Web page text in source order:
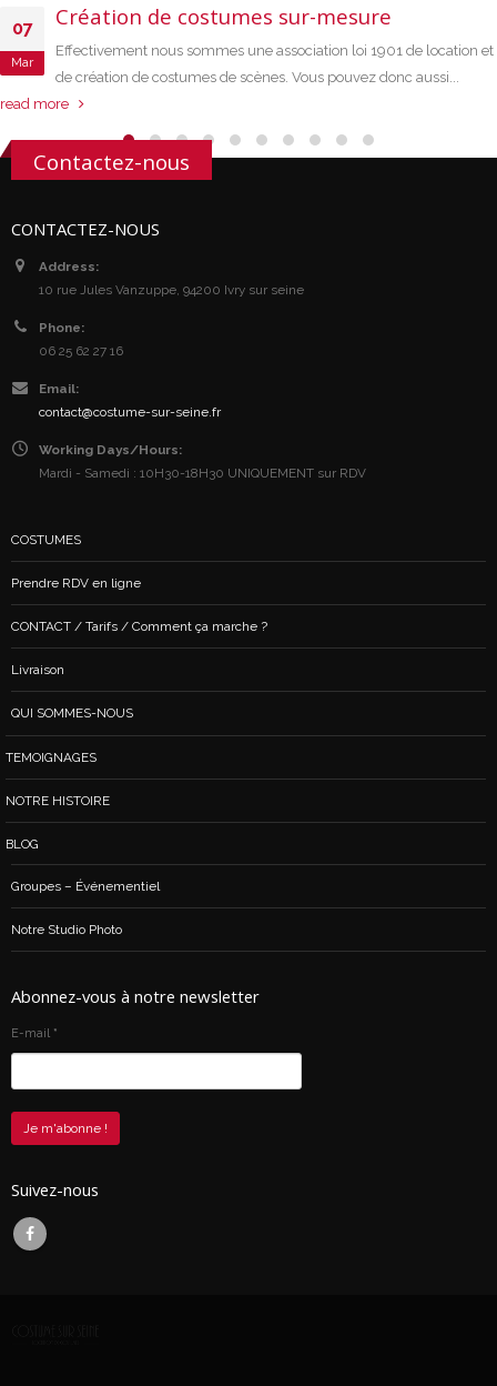
07
Mar
Création de costumes sur-mesure
Effectivement nous sommes une association loi 1901 de location et
de création de costumes de scènes. Vous pouvez donc aussi...
read more
Contactez-nous
CONTACTEZ-NOUS
Address:
10 rue Jules Vanzuppe, 94200 Ivry sur seine
Phone:
06 25 62 27 16
Email:
contact@costume-sur-seine.fr
Working Days/Hours:
Mardi - Samedi : 10H30-18H30 UNIQUEMENT sur RDV
COSTUMES
Prendre RDV en ligne
CONTACT / Tarifs / Comment ça marche ?
Livraison
QUI SOMMES-NOUS
TEMOIGNAGES
NOTRE HISTOIRE
BLOG
Groupes – Événementiel
Notre Studio Photo
Abonnez-vous à notre newsletter
E-mail *
Suivez-nous